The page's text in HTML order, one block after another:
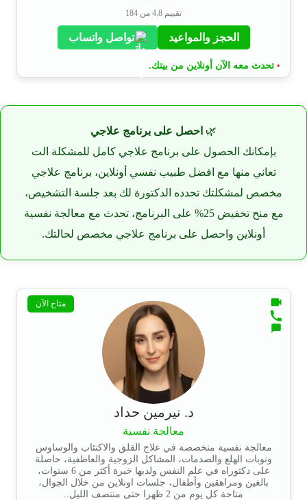
تقييم 4.8 من 184
الحجز والمواعيد تواصل واتساب
• تحدث معه الآن أونلاين من بيتك.
🌿 احصل على برنامج علاجي
بإمكانك الحصول على برنامج علاجي كامل للمشكلة الت
تعاني منها مع افضل طبيب نفسي أونلاين، برنامج علاجي
مخصص لمشكلتك تحدده الدكتورة لك بعد جلسة التشخيص،
مع منح تخفيض 25% على البرنامج، تحدث مع معالجة نفسية
أونلاين واحصل على برنامج علاجي مخصص لحالتك.
متاح الآن
د. نيرمين حداد
معالجة نفسية
معالجة نفسية متخصصة في علاج القلق والاكتئاب والوساوس
ونوبات الهلع والصدمات، المشاكل الزوجية والعاظفية، حاصلة
على دكتوراه في علم النفس ولديها خبرة أكثر من 6 سنوات،
بالغين ومراهقين وأطفال، جلسات اونلاين من خلال الجوال،
متاحة كل يوم من 2 ظهرا حتى منتصف الليل..